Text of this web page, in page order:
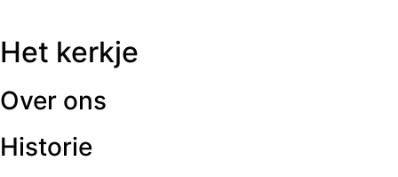
Het kerkje
Over ons
Historie